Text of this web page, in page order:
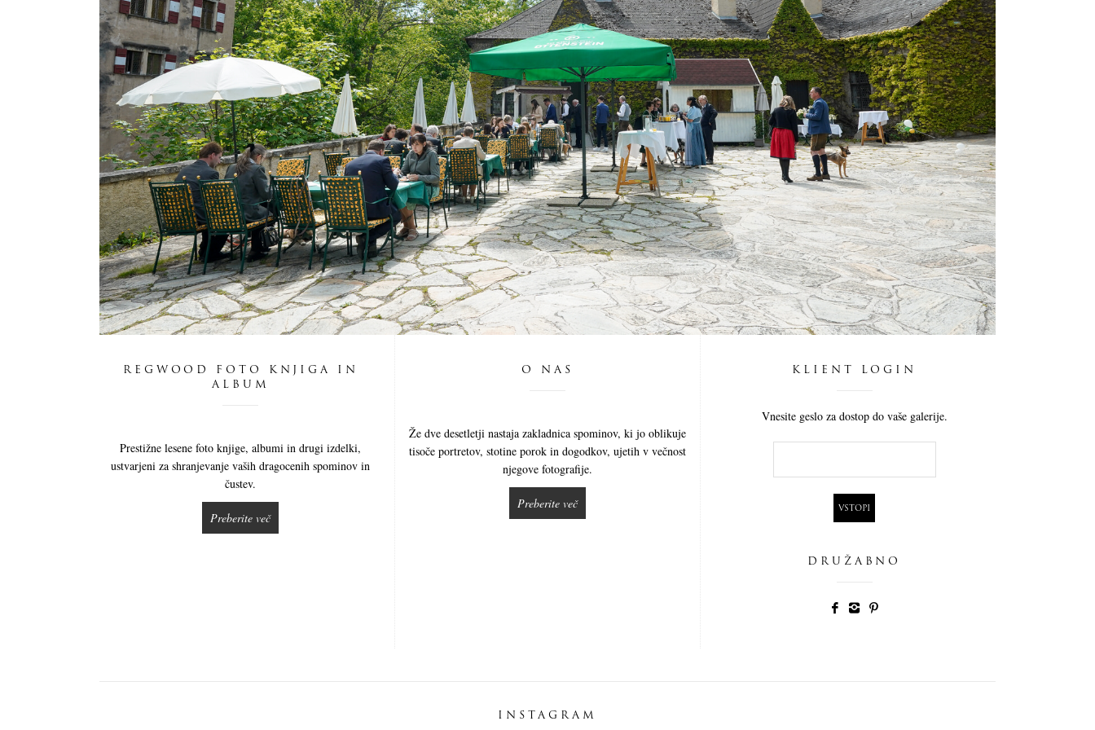
REGWOOD FOTO KNJIGA IN
ALBUM
Prestižne lesene foto knjige, albumi in drugi izdelki,
ustvarjeni za shranjevanje vaših dragocenih spominov in
čustev.
Preberite več
O NAS
Že dve desetletji nastaja zakladnica spominov, ki jo oblikuje
tisoče portretov, stotine porok in dogodkov, ujetih v večnost
njegove fotografije.
Preberite več
KLIENT LOGIN
Vnesite geslo za dostop do vaše galerije.
DRUŽABNO
INSTAGRAM